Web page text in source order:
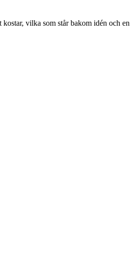
vilka som står bakom idén och en